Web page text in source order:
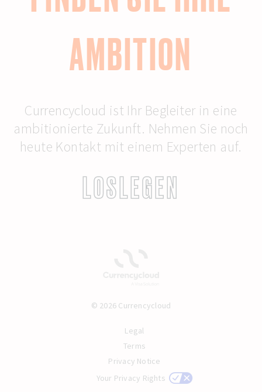
AMBITION
Currencycloud ist Ihr Begleiter in eine
ambitionierte Zukunft. Nehmen Sie noch
heute Kontakt mit einem Experten auf.
LOSLEGEN
© 2026 Currencycloud
Legal
Terms
Privacy Notice
Your Privacy Rights